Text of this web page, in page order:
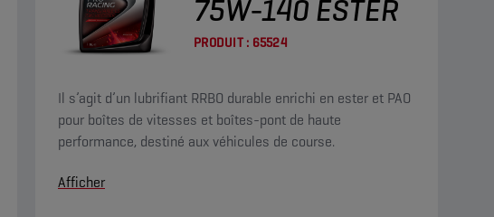
75W-140 ESTER
PRODUIT : 65524
Il s’agit d’un lubrifiant RRBO durable enrichi en ester et PAO
pour boîtes de vitesses et boîtes-pont de haute
performance, destiné aux véhicules de course.
Afficher